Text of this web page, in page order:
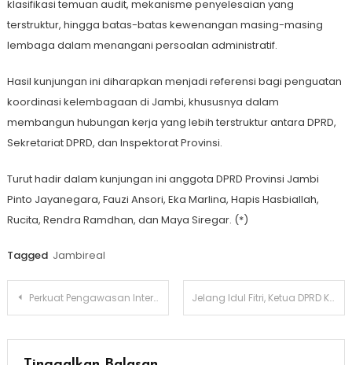
klasifikasi temuan audit, mekanisme penyelesaian yang
terstruktur, hingga batas-batas kewenangan masing-masing
lembaga dalam menangani persoalan administratif.
Hasil kunjungan ini diharapkan menjadi referensi bagi penguatan
koordinasi kelembagaan di Jambi, khususnya dalam
membangun hubungan kerja yang lebih terstruktur antara DPRD,
Sekretariat DPRD, dan Inspektorat Provinsi.
Turut hadir dalam kunjungan ini anggota DPRD Provinsi Jambi
Pinto Jayanegara, Fauzi Ansori, Eka Marlina, Hapis Hasbiallah,
Rucita, Rendra Ramdhan, dan Maya Siregar. (*)
Tagged Jambireal
Navigasi
Perkuat Pengawasan Internal, Banmus dan Banggar DPRD Jambi Konsolidasi ke Inspektorat DKI Jakarta Jelang Idul Fitri, Ketua DPRD Kota Jambi Salurkan Bansos di Pematang Sulur